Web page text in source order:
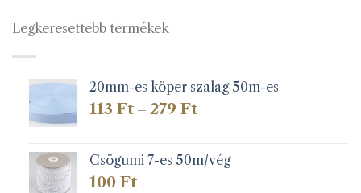
Legkeresettebb termékek
20mm-es köper szalag 50m-es
113 Ft – 279 FtÁrtartomány:
279 Ft
Csögumi 7-es 50m/vég
100 Ft